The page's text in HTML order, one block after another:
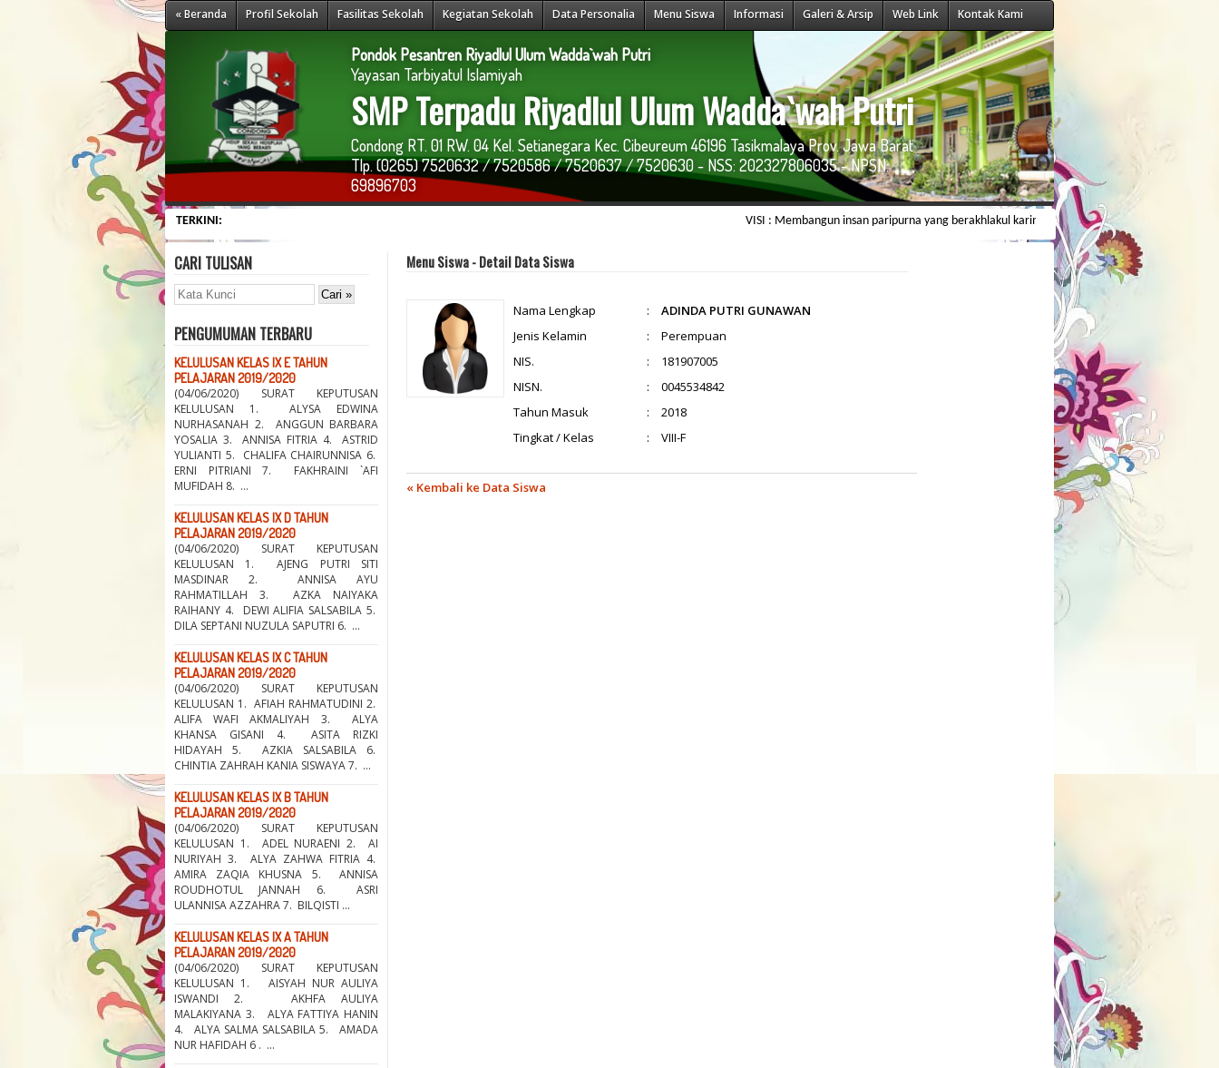
« Beranda Profil Sekolah Fasilitas Sekolah Kegiatan Sekolah Data Personalia Menu Siswa Informasi Galeri & Arsip Web Link Kontak Kami
Pondok Pesantren Riyadlul Ulum Wadda`wah Putri
Yayasan Tarbiyatul Islamiyah
SMP Terpadu Riyadlul Ulum Wadda`wah Putri
Condong RT. 01 RW. 04 Kel. Setianegara Kec. Cibeureum 46196 Tasikmalaya Prov. Jawa Barat
Tlp. (0265) 7520632 / 7520586 / 7520637 / 7520630 - NSS: 202327806035 - NPSN:
69896703
TERKINI: VISI : Membangun insan paripurna yang berakhlakul karimah, berwawasan ilmiyah dan memiliki
CARI TULISAN
PENGUMUMAN TERBARU
KELULUSAN KELAS IX E TAHUN
PELAJARAN 2019/2020
(04/06/2020) SURAT KEPUTUSAN
KELULUSAN 1. ALYSA EDWINA
NURHASANAH 2. ANGGUN BARBARA
YOSALIA 3. ANNISA FITRIA 4. ASTRID
YULIANTI 5. CHALIFA CHAIRUNNISA 6.
ERNI PITRIANI 7. FAKHRAINI `AFI
MUFIDAH 8. ...
KELULUSAN KELAS IX D TAHUN
PELAJARAN 2019/2020
(04/06/2020) SURAT KEPUTUSAN
KELULUSAN 1. AJENG PUTRI SITI
MASDINAR 2. ANNISA AYU
RAHMATILLAH 3. AZKA NAIYAKA
RAIHANY 4. DEWI ALIFIA SALSABILA 5.
DILA SEPTANI NUZULA SAPUTRI 6. ...
KELULUSAN KELAS IX C TAHUN
PELAJARAN 2019/2020
(04/06/2020) SURAT KEPUTUSAN
KELULUSAN 1. AFIAH RAHMATUDINI 2.
ALIFA WAFI AKMALIYAH 3. ALYA
KHANSA GISANI 4. ASITA RIZKI
HIDAYAH 5. AZKIA SALSABILA 6.
CHINTIA ZAHRAH KANIA SISWAYA 7. ...
KELULUSAN KELAS IX B TAHUN
PELAJARAN 2019/2020
(04/06/2020) SURAT KEPUTUSAN
KELULUSAN 1. ADEL NURAENI 2. AI
NURIYAH 3. ALYA ZAHWA FITRIA 4.
AMIRA ZAQIA KHUSNA 5. ANNISA
ROUDHOTUL JANNAH 6. ASRI
ULANNISA AZZAHRA 7. BILQISTI ...
KELULUSAN KELAS IX A TAHUN
PELAJARAN 2019/2020
(04/06/2020) SURAT KEPUTUSAN
KELULUSAN 1. AISYAH NUR AULIYA
ISWANDI 2. AKHFA AULIYA
MALAKIYANA 3. ALYA FATTIYA HANIN
4. ALYA SALMA SALSABILA 5. AMADA
NUR HAFIDAH 6 . ...
Menu Siswa - Detail Data Siswa
Nama Lengkap :
ADINDA PUTRI GUNAWAN
Jenis Kelamin
:
Perempuan
NIS.
:
181907005
NISN.
:
0045534842
Tahun Masuk
:
2018
Tingkat / Kelas
: VIII-F
« Kembali ke Data Siswa